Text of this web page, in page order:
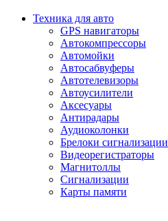
Техника для авто
GPS навигаторы
Автокомпрессоры
Автомойки
Автосабвуферы
Автотелевизоры
Автоусилители
Аксесуары
Антирадары
Аудиоколонки
Брелоки сигнализации
Видеорегистраторы
Магнитоллы
Сигнализации
Карты памяти